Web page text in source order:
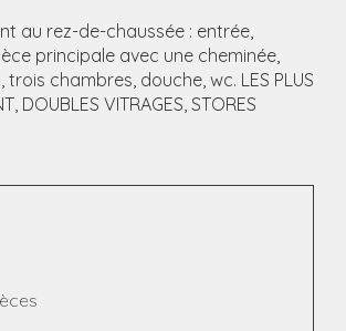
au rez-de-chaussée : entrée,
principale avec une cheminée,
chambres, douche, wc. LES PLUS
DOUBLES VITRAGES, STORES